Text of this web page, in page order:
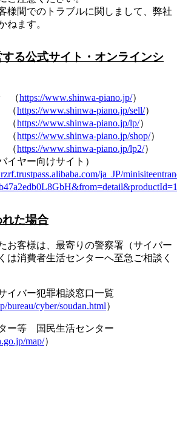
様間でのトラブルに関しまして、弊社
ねます。
る公式サイト・オンラインシ
（https://www.shinwa-piano.jp/）
（https://www.shinwa-piano.jp/sell/）
（https://www.shinwa-piano.jp/lp/）
（https://www.shinwa-piano.jp/shop/）
（https://www.shinwa-piano.jp/lp2/）
イヤー向けサイト）
ja_JP/
た場合
お客様は、最寄りの警察署（サイバー
は消費者生活センターへ至急ご相談く
イバー犯罪相談窓口一覧
bureau/cyber/soudan.html）
ー等 国民生活センター
map/）